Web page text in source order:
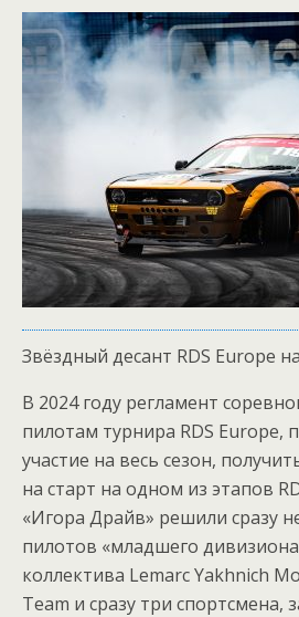
Звёздный десант RDS Europe
В 2024 году регламент
пилотам турнира RDS Europe,
участие на весь сезон,
на старт на одном из этапов
«Игора Драйв» решили сразу
пилотов «младшего
коллектива Lemarc Yakhnich
Team и сразу три спортсмена,